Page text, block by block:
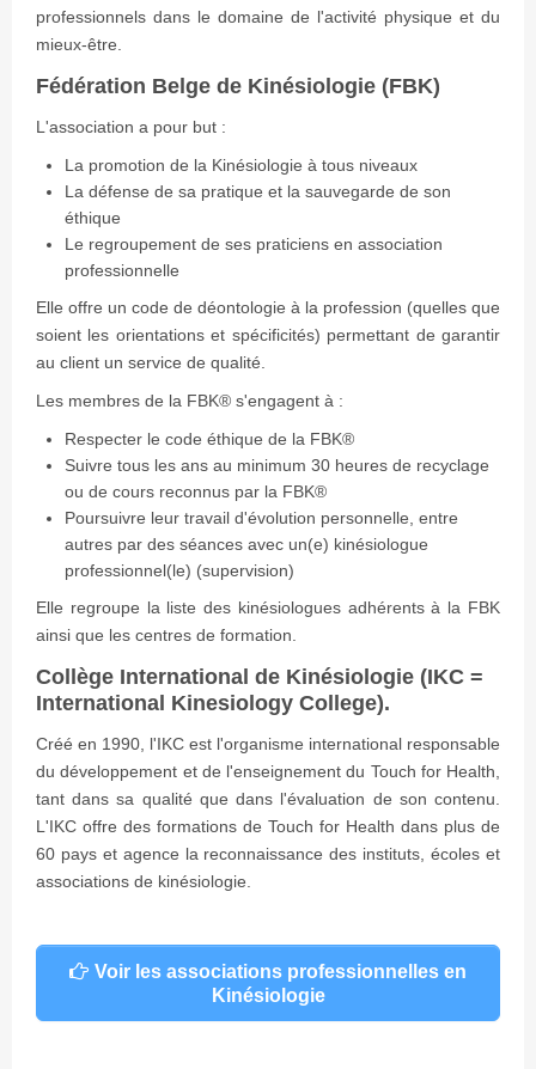
professionnels dans le domaine de l'activité physique et du
mieux-être.
Fédération Belge de Kinésiologie (FBK)
L'association a pour but :
La promotion de la Kinésiologie à tous niveaux
La défense de sa pratique et la sauvegarde de son
éthique
Le regroupement de ses praticiens en association
professionnelle
Elle offre un code de déontologie à la profession (quelles que
soient les orientations et spécificités) permettant de garantir
au client un service de qualité.
Les membres de la FBK® s'engagent à :
Respecter le code éthique de la FBK®
Suivre tous les ans au minimum 30 heures de recyclage
ou de cours reconnus par la FBK®
Poursuivre leur travail d'évolution personnelle, entre
autres par des séances avec un(e) kinésiologue
professionnel(le) (supervision)
Elle regroupe la liste des kinésiologues adhérents à la FBK
ainsi que les centres de formation.
Collège International de Kinésiologie (IKC =
International Kinesiology College).
Créé en 1990, l'IKC est l'organisme international responsable
du développement et de l'enseignement du Touch for Health,
tant dans sa qualité que dans l'évaluation de son contenu.
L'IKC offre des formations de Touch for Health dans plus de
60 pays et agence la reconnaissance des instituts, écoles et
associations de kinésiologie.
Voir les associations professionnelles en
Kinésiologie